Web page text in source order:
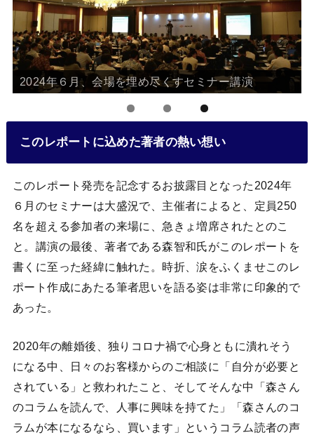
2024年６月、会場を埋め尽くすセミナー講演
このレポートに込めた著者の熱い想い
このレポート発売を記念するお披露目となった2024年
６月のセミナーは大盛況で、主催者によると、定員250
名を超える参加者の来場に、急きょ増席されたとのこ
と。講演の最後、著者である森智和氏がこのレポートを
書くに至った経緯に触れた。時折、涙をふくませこのレ
ポート作成にあたる筆者思いを語る姿は非常に印象的で
あった。
2020年の離婚後、独りコロナ禍で心身ともに潰れそう
になる中、日々のお客様からのご相談に「自分が必要と
されている」と救われたこと、そしてそんな中「森さん
のコラムを読んで、人事に興味を持てた」「森さんのコ
ラムが本になるなら、買います」というコラム読者の声